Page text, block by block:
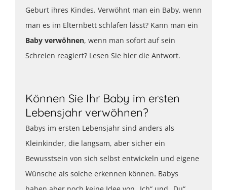
Geburt ihres Kindes. Verwöhnt man ein Baby, wenn
man es im Elternbett schlafen lässt? Kann man ein
Baby verwöhnen, wenn man sofort auf sein
Schreien reagiert? Lesen Sie hier die Antwort.
Können Sie Ihr Baby im ersten
Lebensjahr verwöhnen?
Babys im ersten Lebensjahr sind anders als
Kleinkinder, die langsam, aber sicher ein
Bewusstsein von sich selbst entwickeln und eigene
Wünsche als solche erkennen können. Babys